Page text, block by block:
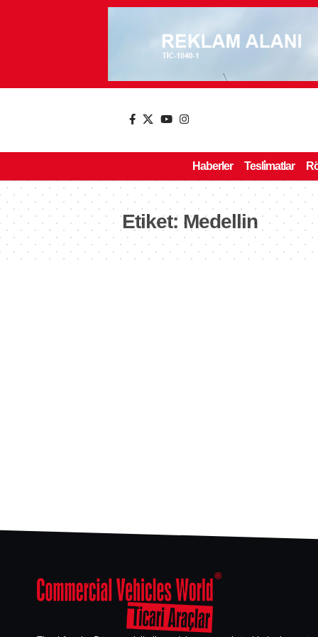
Haberler Tesli̇matlar
Etiket: Medellin